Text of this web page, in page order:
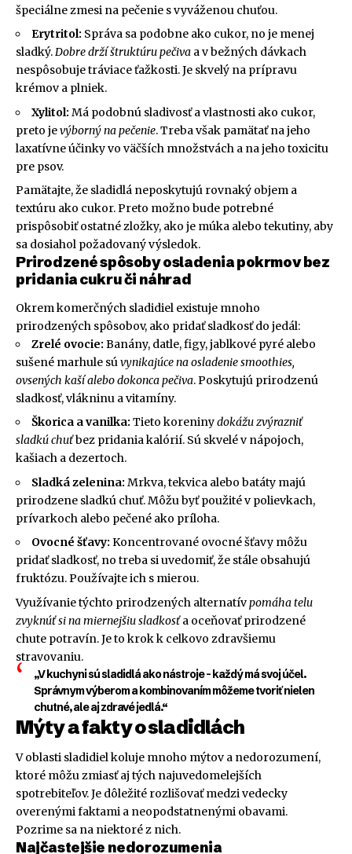
špeciálne zmesi na pečenie s vyváženou chuťou.
Erytritol: Správa sa podobne ako cukor, no je menej
sladký.Dobre drží štruktúru pečiva a v bežných dávkach
nespôsobuje tráviace ťažkosti. Je skvelý na prípravu
krémov a plniek.
Xylitol: Má podobnú sladivosť a vlastnosti ako cukor,
preto jevýborný na pečenie. Treba však pamätať na jeho
laxatívne účinky vo väčších množstvách a na jeho toxicitu
pre psov.
Pamätajte, že sladidlá neposkytujú rovnaký objem a
textúru ako cukor. Preto možno bude potrebné
prispôsobiť ostatné zložky, ako je múka alebo tekutiny, aby
sa dosiahol požadovaný výsledok.
Prirodzené spôsoby osladenia pokrmov bez
pridania cukru či náhrad
Okrem komerčných sladidiel existuje mnoho
prirodzených spôsobov, ako pridať sladkosť do jedál:
Zrelé ovocie: Banány, datle, figy, jablkové pyré alebo
sušené marhule súvynikajúce na osladenie smoothies,
ovsených kaší alebo dokonca pečiva. Poskytujú prirodzenú
sladkosť, vlákninu a vitamíny.
Škorica a vanilka: Tieto koreninydokážu zvýrazniť
sladkú chuťbez pridania kalórií. Sú skvelé v nápojoch,
kašiach a dezertoch.
Sladká zelenina: Mrkva, tekvica alebo batáty majú
prirodzene sladkú chuť. Môžu byť použité v polievkach,
prívarkoch alebo pečené ako príloha.
Ovocné šťavy: Koncentrované ovocné šťavy môžu
pridať sladkosť, no treba si uvedomiť, že stále obsahujú
fruktózu. Používajte ich s mierou.
Využívanie týchto prirodzených alternatívpomáha telu
zvyknúť si na miernejšiu sladkosťa oceňovať prirodzené
chute potravín. Je to krok k celkovo zdravšiemu
stravovaniu.
„V kuchyni sú sladidlá ako nástroje – každý má svoj účel.
Správnym výberom a kombinovaním môžeme tvoriť nielen
chutné, ale aj zdravé jedlá.“
Mýty a fakty o sladidlách
V oblasti sladidiel koluje mnoho mýtov a nedorozumení,
ktoré môžu zmiasť aj tých najuvedomelejších
spotrebiteľov. Je dôležité rozlišovať medzi vedecky
overenými faktami a neopodstatnenými obavami.
Pozrime sa na niektoré z nich.
Najčastejšie nedorozumenia